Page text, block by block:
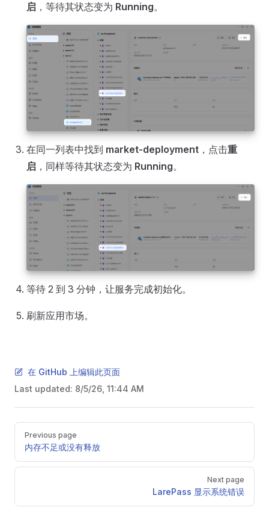
启 ，等待其状态变为 Running。
在同一列表中找到 market-deployment ，点击重
启 ，同样等待其状态变为 Running。
等待 2 到 3 分钟，让服务完成初始化。
刷新应用市场。
在 GitHub 上编辑此页面
Last updated: 8/5/26, 11:44 AM
Pager
Previous page
内存不足或没有释放
Next page
LarePass 显示系统错误